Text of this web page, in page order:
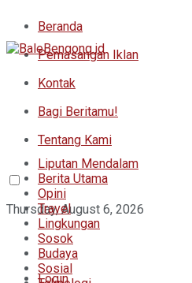
Beranda
Pemasangan Iklan
Kontak
Bagi Beritamu!
Tentang Kami
Thursday, August 6, 2026
Login
Liputan Mendalam
Berita Utama
Opini
Travel
Lingkungan
Sosok
Budaya
Sosial